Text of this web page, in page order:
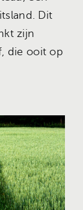
Dit
zijn
die ooit op